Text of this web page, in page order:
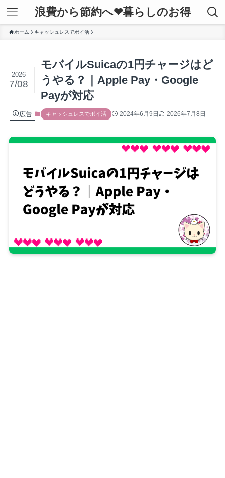
浪費から節約へ❤暮らしのお得
ホーム キャッシュレスでポイ活
モバイルSuicaの1円チャージはど
うやる？｜Apple Pay・Google
Payが対応
2026
7/08
広告 キャッシュレスでポイ活 2024年6月9日 2026年7月8日